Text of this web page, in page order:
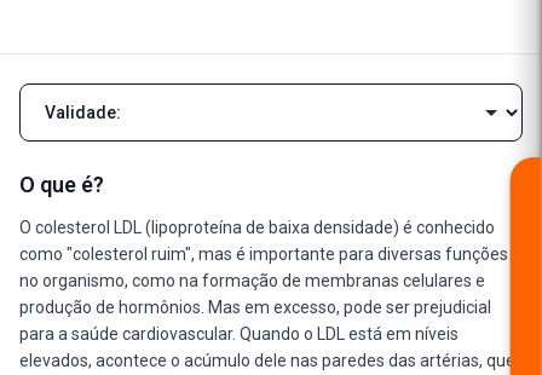
Navegar pelas seções da descrição
O que é?
O colesterol LDL (lipoproteína de baixa densidade) é conhecido
como "colesterol ruim", mas é importante para diversas funções
no organismo, como na formação de membranas celulares e
produção de hormônios. Mas em excesso, pode ser prejudicial
para a saúde cardiovascular. Quando o LDL está em níveis
elevados, acontece o acúmulo dele nas paredes das artérias, que